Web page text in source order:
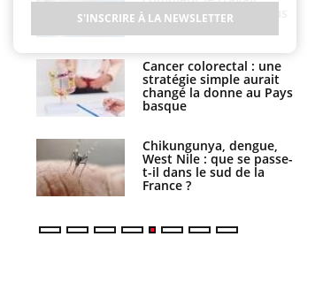
empiète de plus en plus
sur nos soirées
Cancer colorectal : une
stratégie simple aurait
changé la donne au Pays
basque
Chikungunya, dengue,
West Nile : que se passe-
t-il dans le sud de la
France ?
S'INSCRIRE À LA NEWSLETTER